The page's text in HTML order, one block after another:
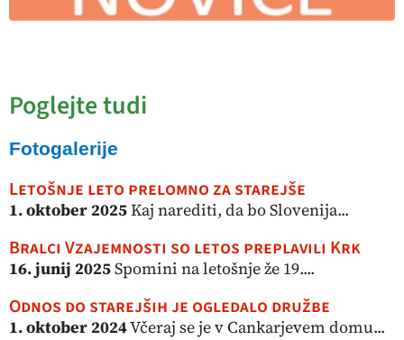
Poglejte tudi
Fotogalerije
Letošnje leto prelomno za starejše
1. oktober 2025Kaj narediti, da bo Slovenija...
Bralci Vzajemnosti so letos preplavili Krk
16. junij 2025Spomini na letošnje že 19....
Odnos do starejših je ogledalo družbe
1. oktober 2024Včeraj se je v Cankarjevem domu...